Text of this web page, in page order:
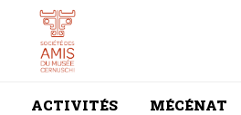
ACTIVITÉS MÉCÉNAT